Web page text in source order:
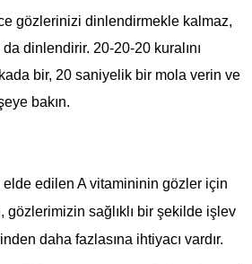
gözlerinizi dinlendirmekle kalmaz,
da dinlendirir. 20-20-20 kuralını
bir, 20 saniyelik bir mola verin ve
bakın.
edilen A vitamininin gözler için
sağlıklı bir şekilde işlev
daha fazlasına ihtiyacı vardır.